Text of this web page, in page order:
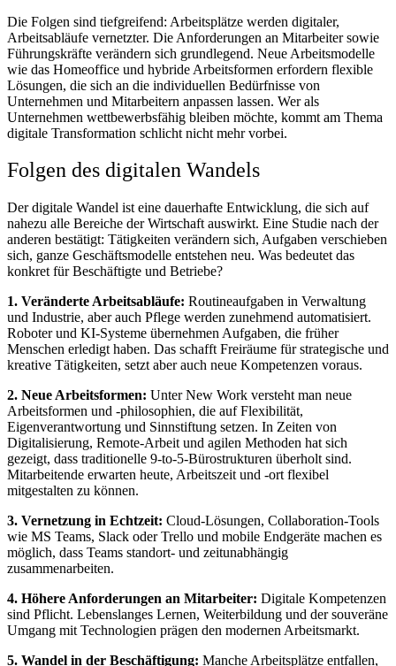
Die Folgen sind tiefgreifend: Arbeitsplätze werden digitaler,
Arbeitsabläufe vernetzter. Die Anforderungen an Mitarbeiter sowie
Führungskräfte verändern sich grundlegend. Neue Arbeitsmodelle
wie das Homeoffice und hybride Arbeitsformen erfordern flexible
Lösungen, die sich an die individuellen Bedürfnisse von
Unternehmen und Mitarbeitern anpassen lassen. Wer als
Unternehmen wettbewerbsfähig bleiben möchte, kommt am Thema
digitale Transformation schlicht nicht mehr vorbei.
Folgen des digitalen Wandels
Der digitale Wandel ist eine dauerhafte Entwicklung, die sich auf
nahezu alle Bereiche der Wirtschaft auswirkt. Eine Studie nach der
anderen bestätigt: Tätigkeiten verändern sich, Aufgaben verschieben
sich, ganze Geschäftsmodelle entstehen neu. Was bedeutet das
konkret für Beschäftigte und Betriebe?
1. Veränderte Arbeitsabläufe: Routineaufgaben in Verwaltung
und Industrie, aber auch Pflege werden zunehmend automatisiert.
Roboter und KI-Systeme übernehmen Aufgaben, die früher
Menschen erledigt haben. Das schafft Freiräume für strategische und
kreative Tätigkeiten, setzt aber auch neue Kompetenzen voraus.
2. Neue Arbeitsformen: Unter New Work versteht man neue
Arbeitsformen und -philosophien, die auf Flexibilität,
Eigenverantwortung und Sinnstiftung setzen. In Zeiten von
Digitalisierung, Remote-Arbeit und agilen Methoden hat sich
gezeigt, dass traditionelle 9-to-5-Bürostrukturen überholt sind.
Mitarbeitende erwarten heute, Arbeitszeit und -ort flexibel
mitgestalten zu können.
3. Vernetzung in Echtzeit: Cloud-Lösungen, Collaboration-Tools
wie MS Teams, Slack oder Trello und mobile Endgeräte machen es
möglich, dass Teams standort- und zeitunabhängig
zusammenarbeiten.
4. Höhere Anforderungen an Mitarbeiter: Digitale Kompetenzen
sind Pflicht. Lebenslanges Lernen, Weiterbildung und der souveräne
Umgang mit Technologien prägen den modernen Arbeitsmarkt.
5. Wandel in der Beschäftigung: Manche Arbeitsplätze entfallen,